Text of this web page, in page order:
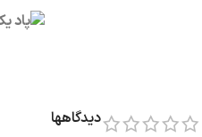
دیدگاهها